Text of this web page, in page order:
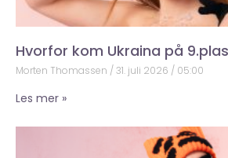
Hvorfor kom Ukraina på
Morten Thomassen 31. juli 2026 05:00
Les mer »